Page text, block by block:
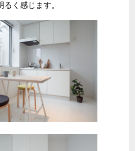
く感じます。